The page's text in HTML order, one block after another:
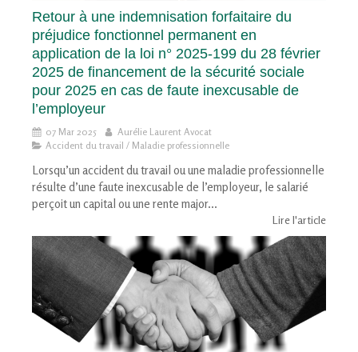
Retour à une indemnisation forfaitaire du
préjudice fonctionnel permanent en
application de la loi n° 2025-199 du 28 février
2025 de financement de la sécurité sociale
pour 2025 en cas de faute inexcusable de
l’employeur
07 Mar 2025
Aurélie Laurent Avocat
Accident du travail / Maladie professionnelle
Lorsqu’un accident du travail ou une maladie professionnelle
résulte d’une faute inexcusable de l’employeur, le salarié
perçoit un capital ou une rente major...
Lire l'article